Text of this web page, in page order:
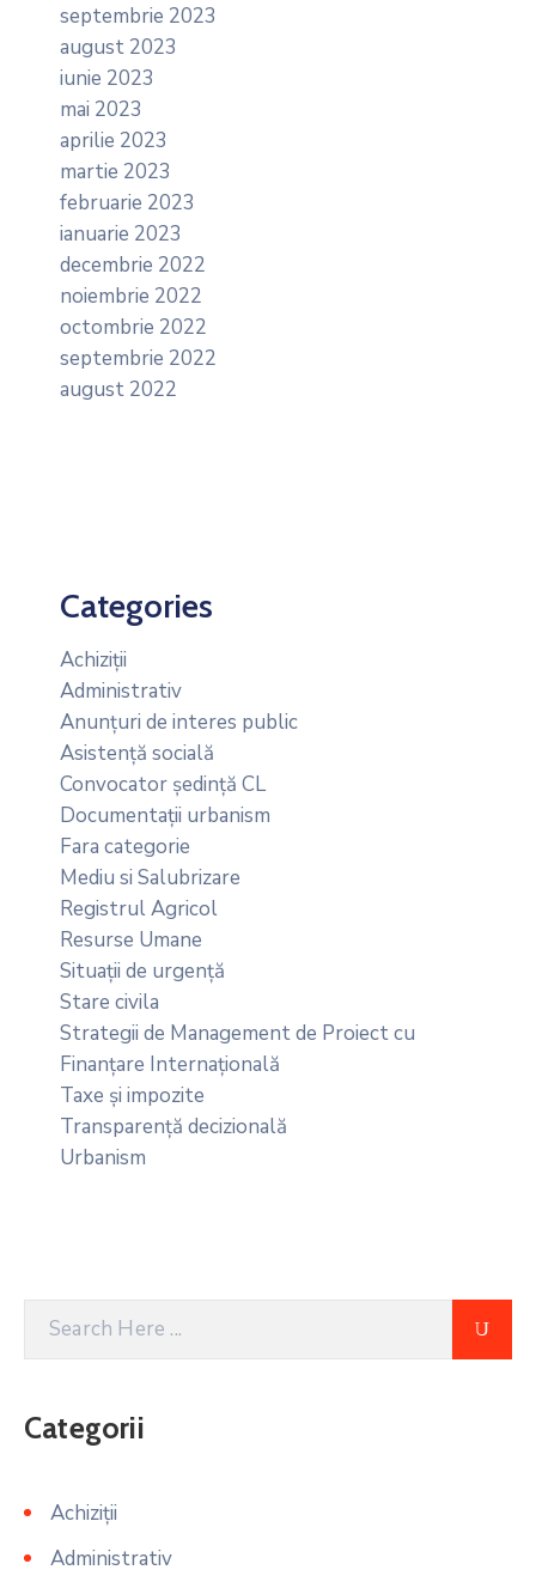
septembrie 2023
august 2023
iunie 2023
mai 2023
aprilie 2023
martie 2023
februarie 2023
ianuarie 2023
decembrie 2022
noiembrie 2022
octombrie 2022
septembrie 2022
august 2022
Categories
Achiziții
Administrativ
Anunțuri de interes public
Asistență socială
Convocator ședință CL
Documentații urbanism
Fara categorie
Mediu si Salubrizare
Registrul Agricol
Resurse Umane
Situații de urgență
Stare civila
Strategii de Management de Proiect cu
Finanțare Internațională
Taxe și impozite
Transparență decizională
Urbanism
Categorii
Achiziții
Administrativ